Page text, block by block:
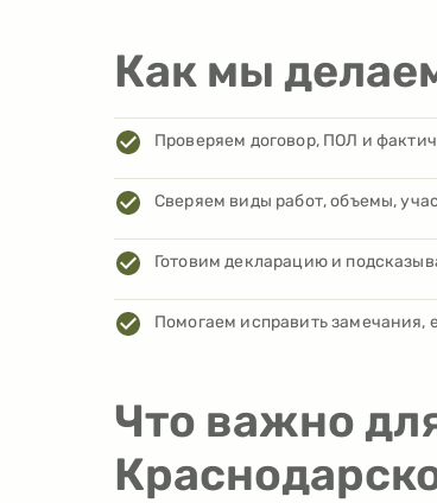
Как мы
Проверяем договор, ПОЛ и
Сверяем виды работ, объемы,
Готовим декларацию и
Помогаем исправить замечания,
Что важно